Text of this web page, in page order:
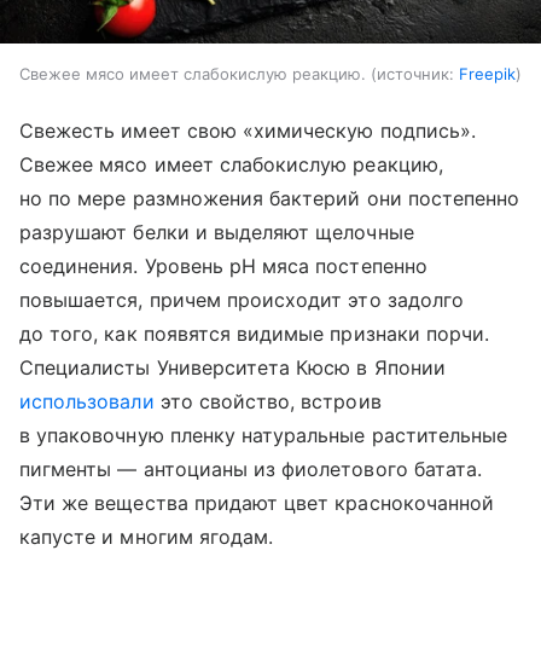
Свежее мясо имеет слабокислую реакцию. источник: Freepik
Свежесть имеет свою «химическую подпись».
Свежее мясо имеет слабокислую реакцию,
но по мере размножения бактерий они постепенно
разрушают белки и выделяют щелочные
соединения. Уровень pH мяса постепенно
повышается, причем происходит это задолго
до того, как появятся видимые признаки порчи.
Специалисты Университета Кюсю в Японии
использовали это свойство, встроив
в упаковочную пленку натуральные растительные
пигменты — антоцианы из фиолетового батата.
Эти же вещества придают цвет краснокочанной
капусте и многим ягодам.